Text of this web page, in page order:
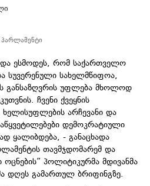
ესმოდეს, რომ საქართველო
სუვერენული სახელმწიფოა,
განსაზღვრის უფლება მხოლოდ
ჩვენი ქვეყნის
ხელისუფლების არჩევანი და
დემოკრატიული
ყალიბდება, - განაცხადა
თავმჯდომარემ და
პოლიტიკურმა მდივანმა
დღეს გამართულ ბრიფინგზე.